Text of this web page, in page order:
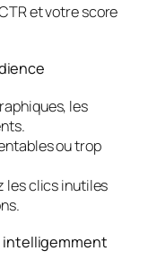
et votre score
les
ou trop
les clics inutiles
intelligemment